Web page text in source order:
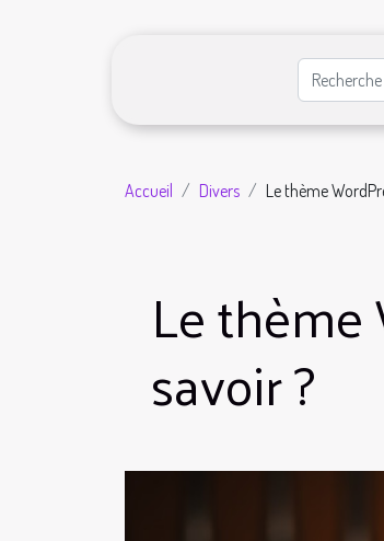
Accueil Divers Le thème
Le
savoir ?